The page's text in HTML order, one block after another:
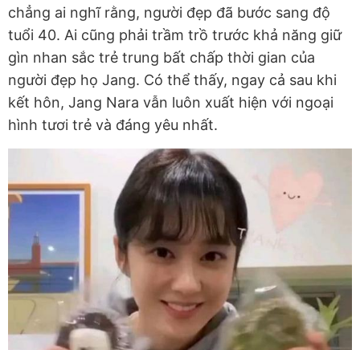
chẳng ai nghĩ rằng, người đẹp đã bước sang độ
tuổi 40. Ai cũng phải trầm trồ trước khả năng giữ
gìn nhan sắc trẻ trung bất chấp thời gian của
người đẹp họ Jang. Có thể thấy, ngay cả sau khi
kết hôn, Jang Nara vẫn luôn xuất hiện với ngoại
hình tươi trẻ và đáng yêu nhất.